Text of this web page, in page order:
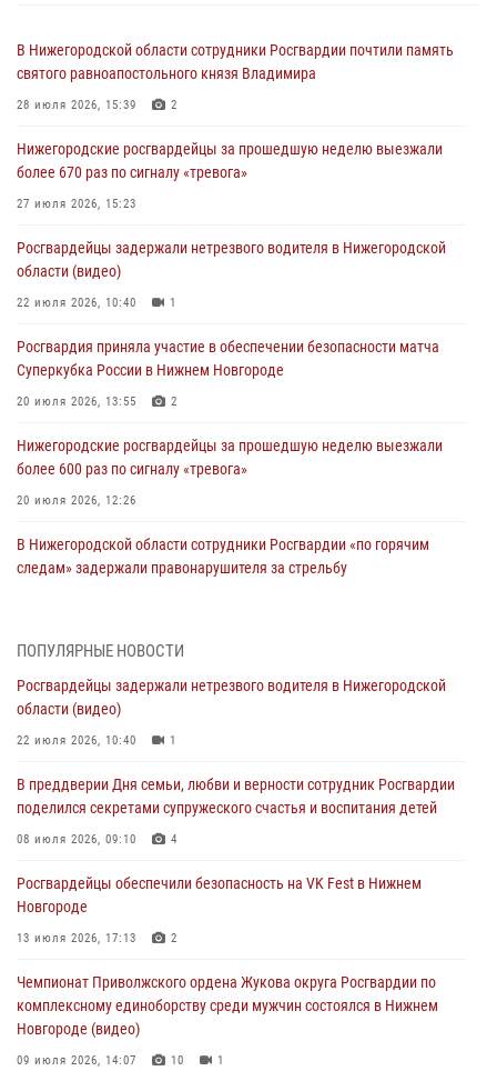
В Нижегородской области сотрудники Росгвардии почтили память
святого равноапостольного князя Владимира
28 июля 2026, 15:39 2
Нижегородские росгвардейцы за прошедшую неделю выезжали
более 670 раз по сигналу «тревога»
27 июля 2026, 15:23
Росгвардейцы задержали нетрезвого водителя в Нижегородской
области (видео)
22 июля 2026, 10:40 1
Росгвардия приняла участие в обеспечении безопасности матча
Суперкубка России в Нижнем Новгороде
20 июля 2026, 13:55 2
Нижегородские росгвардейцы за прошедшую неделю выезжали
более 600 раз по сигналу «тревога»
20 июля 2026, 12:26
В Нижегородской области сотрудники Росгвардии «по горячим
следам» задержали правонарушителя за стрельбу
В Нижегородской области продолжаются мероприятия в рамках
16 июля 2026, 05:00
Росгвардейцы обеспечили безопасность на VK Fest в Нижнем
13 июля 2026, 17:13
Нижегородские росгвардейцы за прошедшую неделю выезжали
13 июля 2026, 06:45
Росгвардейцы предотвратили серию краж в Нижнем Новгороде
ПОПУЛЯРНЫЕ НОВОСТИ
Росгвардейцы задержали нетрезвого водителя в Нижегородской
области (видео)
22 июля 2026, 10:40 1
В преддверии Дня семьи, любви и верности сотрудник Росгвардии
поделился секретами супружеского счастья и воспитания детей
08 июля 2026, 09:10 4
Росгвардейцы обеспечили безопасность на VK Fest в Нижнем
Новгороде
13 июля 2026, 17:13 2
Чемпионат Приволжского ордена Жукова округа Росгвардии по
комплексному единоборству среди мужчин состоялся в Нижнем
Новгороде (видео)
09 июля 2026, 14:07 10 1